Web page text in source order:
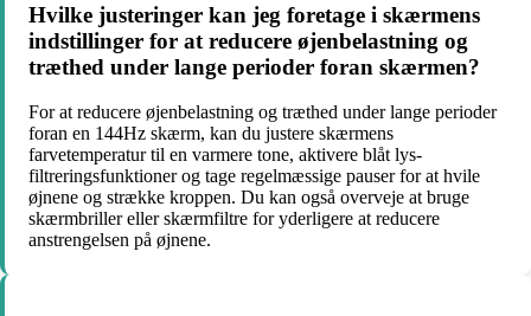
Hvilke justeringer kan jeg foretage i skærmens
indstillinger for at reducere øjenbelastning og
træthed under lange perioder foran skærmen?
For at reducere øjenbelastning og træthed under lange perioder
foran en 144Hz skærm, kan du justere skærmens
farvetemperatur til en varmere tone, aktivere blåt lys-
filtreringsfunktioner og tage regelmæssige pauser for at hvile
øjnene og strække kroppen. Du kan også overveje at bruge
skærmbriller eller skærmfiltre for yderligere at reducere
anstrengelsen på øjnene.